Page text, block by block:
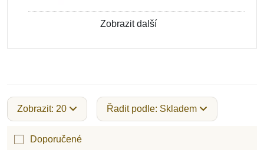
Zobrazit další
Zobrazit: 20 Řadit podle: Skladem
Doporučené